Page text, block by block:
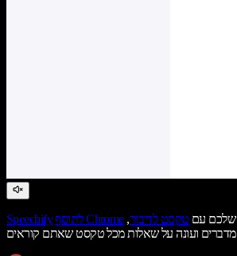
Speechify לתוסף Chrome שלכם עם טקסט לדיבור,
ועונה על שאלות מכל טקסט שאתם קוראים